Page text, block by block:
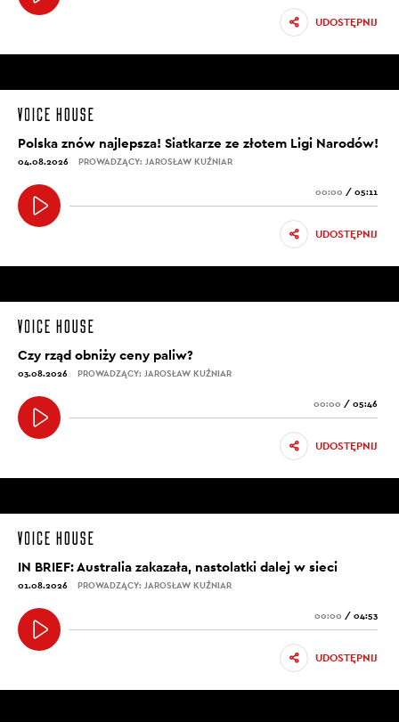
UDOSTĘPNIJ
Polska znów najlepsza! Siatkarze ze złotem Ligi Narodów!
04.08.2026 PROWADZĄCY: JAROSŁAW KUŹNIAR
00:00 / 05:11
UDOSTĘPNIJ
Czy rząd obniży ceny paliw?
03.08.2026 PROWADZĄCY: JAROSŁAW KUŹNIAR
00:00 / 05:46
UDOSTĘPNIJ
IN BRIEF: Australia zakazała, nastolatki dalej w sieci
01.08.2026 PROWADZĄCY: JAROSŁAW KUŹNIAR
00:00 / 04:53
UDOSTĘPNIJ